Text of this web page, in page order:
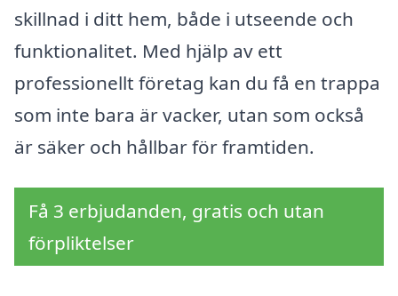
skillnad i ditt hem, både i utseende och
funktionalitet. Med hjälp av ett
professionellt företag kan du få en trappa
som inte bara är vacker, utan som också
är säker och hållbar för framtiden.
Få 3 erbjudanden, gratis och utan
förpliktelser